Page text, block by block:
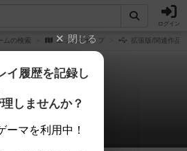
ログイン
ムの検索 エックスホップ 拡張版/関連作品
クスホップ
張/関連作品 0件
閉じる
イ履歴を記録し
しませんか？
ーマを利用中！